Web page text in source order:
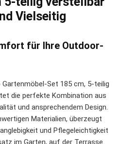
Vielseitig
für Ihre Outdoor-
Gartenmöbel-Set 185 cm, 5-teilig
die perfekte Kombination aus
und ansprechendem Design.
Materialien, überzeugt
und Pflegeleichtigkeit
im Garten, auf der Terrasse